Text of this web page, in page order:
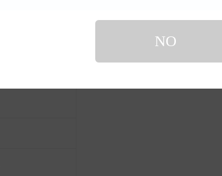
NO